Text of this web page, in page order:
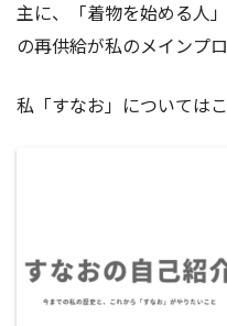
主に、「着物を始める人
の再供給が私のメインプ
私「すなお」については